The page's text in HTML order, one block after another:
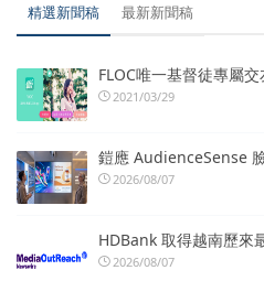
精選新聞稿 最新新聞稿
FLOC唯一基督徒專屬
2021/03/29
鎧應 AudienceSense
2026/08/07
HDBank 取得越南歷來
2026/08/07